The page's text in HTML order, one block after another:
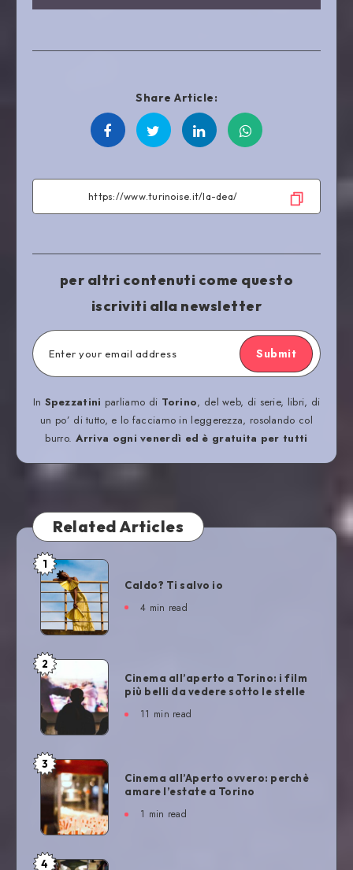
Share Article:
per altri contenuti come questo
iscriviti alla newsletter
Submit
In Spezzatini parliamo di Torino, del web, di serie, libri, di
un po’ di tutto, e lo facciamo in leggerezza, rosolando col
burro. Arriva ogni venerdì ed è gratuita per tutti
Related Articles
1
Caldo? Ti salvo io
4 min read
2
Cinema all’aperto a Torino: i film
più belli da vedere sotto le stelle
11 min read
3
Cinema all’Aperto ovvero: perchè
amare l’estate a Torino
1 min read
4